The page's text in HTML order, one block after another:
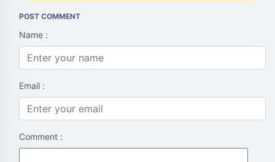
POST COMMENT
Name :
Email :
Comment :